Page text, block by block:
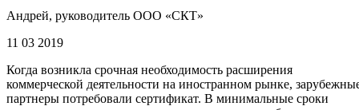
Андрей, руководитель ООО «СКТ»
11 03 2019
Когда возникла срочная необходимость расширения
коммерческой деятельности на иностранном рынке,
партнеры потребовали сертификат. В минимальные сроки